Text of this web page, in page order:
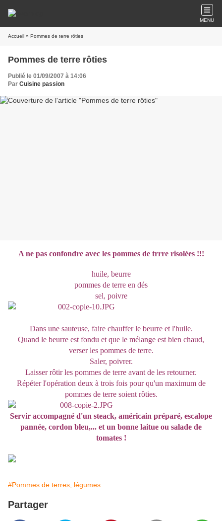
MENU
Accueil » Pommes de terre rôties
Pommes de terre rôties
Publié le 01/09/2007 à 14:06
Par Cuisine passion
A ne pas confondre avec les pommes de trrre risolées !!!
huile, beurre
pommes de terre en dés
sel, poivre
Dans une sauteuse, faire chauffer le beurre et l'huile.
Quand le beurre est fondu et que le mélange est bien chaud,
verser les pommes de terre.
Saler, poivrer.
Laisser rôtir les pommes de terre avant de les retourner.
Répéter l'opération deux à trois fois pour qu'un maximum de
pommes de terre soient rôties.
Servir accompagné d'un steack, américain préparé, escalope
pannée, cordon bleu,... et un bonne laitue ou salade de
tomates !
#Pommes de terres, légumes
Partager